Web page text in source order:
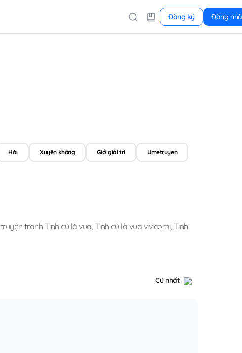
Đăng ký Đăng
Hài Xuyên không Giới giải trí Umetruyen
truyện tranh Tình cũ là vua,Tình cũ là vua vivicomi,Tình
Cũ nhất